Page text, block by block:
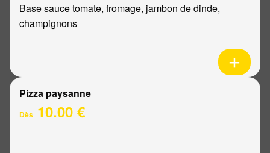
Base sauce tomate, fromage, jambon de dinde,
champignons
Pizza paysanne
Dès 10.00 €